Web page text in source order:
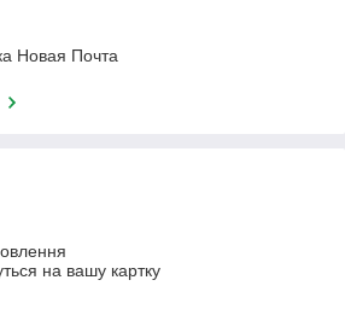
Новая Почта
на вашу картку